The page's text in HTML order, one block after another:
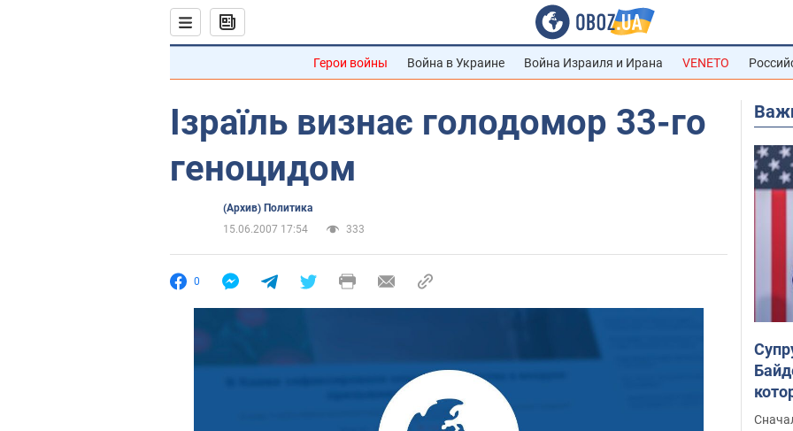
Герои войны Война в Украине Война Израиля и Ирана VENETO
Ізраїль визнає голодомор 33-го
геноцидом
(Архив) Политика
15.06.2007 17:54
333
0